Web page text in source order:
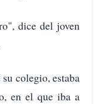
dice del joven
colegio, estaba
en el que iba a